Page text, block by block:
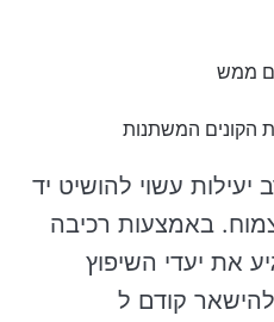
ממש
הקונים המשתנות
עשוי להושיט יד
באמצעות רכיבה
את יעדי השיפוץ
קודם ל